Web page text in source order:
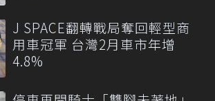
J SPACE翻轉戰局奪回輕型商
用車冠軍 台灣2月車市年增
4.8%